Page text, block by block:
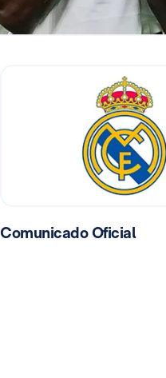
Comunicado Oficial